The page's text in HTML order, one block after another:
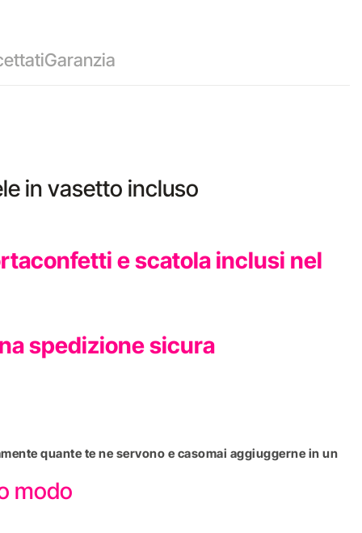
Garanzia
in vasetto incluso
e scatola inclusi nel
spedizione sicura
quante te ne servono e casomai aggiuggerne in un
modo